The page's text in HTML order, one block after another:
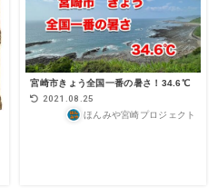
宮崎市きょう全国一番の暑さ！34.6℃
2021.08.25
ほんみや宮崎プロジェクト